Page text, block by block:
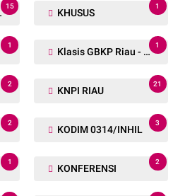
15
KHUSUS
1
1
Klasis GBKP Riau - Sumbar.
1
2
KNPI RIAU
21
2
KODIM 0314/INHIL
3
1
KONFERENSI
2